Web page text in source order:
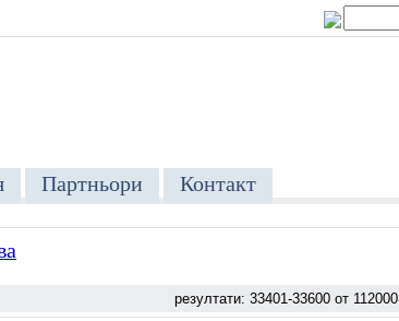
Партньори Контакт
резултати: 33401-33600 от 112000